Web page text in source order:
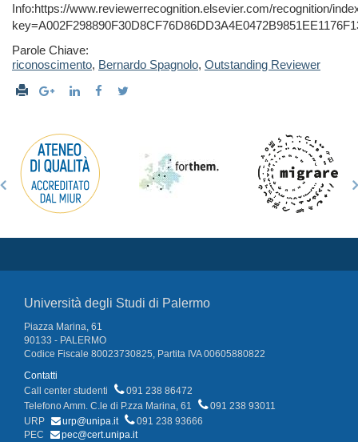
Info:https://www.reviewerrecognition.elsevier.com/recognition/
Parole Chiave:
riconoscimento, Bernardo Spagnolo, Outstanding Reviewer
Università degli Studi di Palermo
Piazza Marina, 61
90133 - PALERMO
Codice Fiscale 80023730825, Partita IVA 00605880822
Contatti
Call center studenti
091 238 86472
Telefono Amm. C.le di P.zza Marina, 61
091 238 93011
URP
urp@unipa.it
091 238 93666
PEC
pec@cert.unipa.it